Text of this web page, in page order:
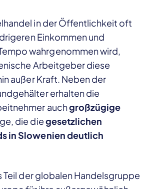
in der Öffentlichkeit oft
Einkommen und
wahrgenommen wird,
Arbeitgeber diese
außer Kraft. Neben der
erhalten die
auchgroßzügige
die diegesetzlichen
in Slowenien deutlich
Teil der globalen Handelsgruppe